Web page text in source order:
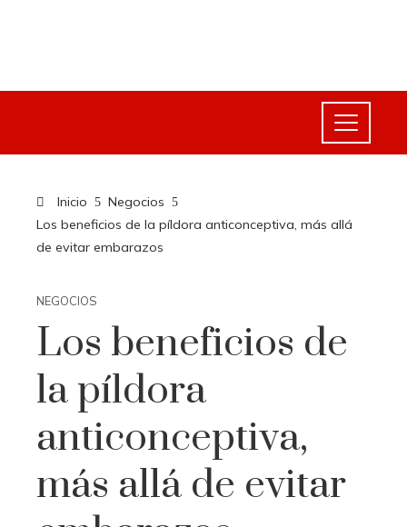
Inicio
Negocios
Los beneficios de la píldora anticonceptiva, más allá
de evitar embarazos
NEGOCIOS
Los beneficios de
la píldora
anticonceptiva,
más allá de evitar